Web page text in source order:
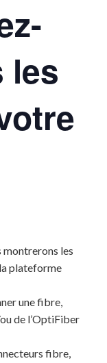
les
montrerons les
plateforme
une fibre,
de l’OptiFiber
fibre,